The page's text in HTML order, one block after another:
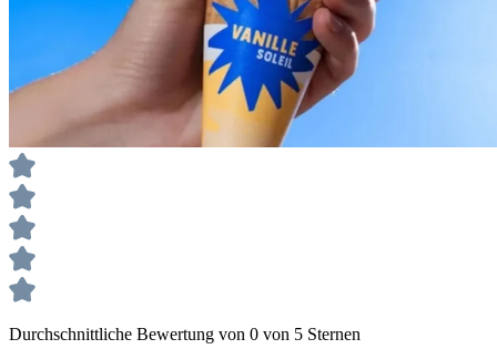
Durchschnittliche Bewertung von 0 von 5 Sternen